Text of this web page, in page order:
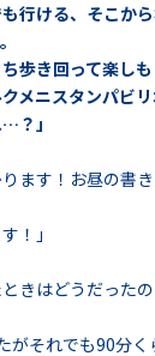
行ける、そこか
歩き回って楽しも
メニスタンパビリ
？」
ます！お昼の書
！」
きはどうだったの
がそれでも90分